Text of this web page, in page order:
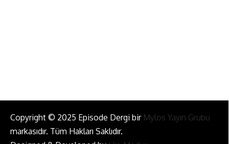
Copyright © 2025 Episode Dergi bir Mylos Yayın Grubu
markasıdır. Tüm Hakları Saklıdır.